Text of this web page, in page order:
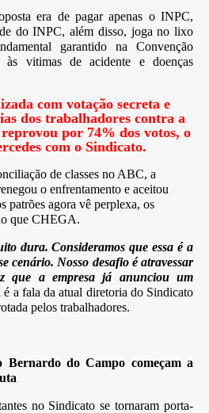
era de pagar apenas o INPC,
do INPC, além disso, joga no lixo
garantido na Convenção
às vitimas de acidente e doenças
com votação secreta e
dos trabalhadores contra a
por 74% dos votos, o
com o Sindicato.
de classes no ABC, a
o enfrentamento e aceitou
patrões agora vê perplexa, os
que CHEGA.
dura. Consideramos que essa é a
cenário. Nosso desafio é atravessar
que a empresa já anunciou um
é a fala da atual diretoria do Sindicato
pelos trabalhadores.
Bernardo do Campo começam a
no Sindicato se tornaram porta-